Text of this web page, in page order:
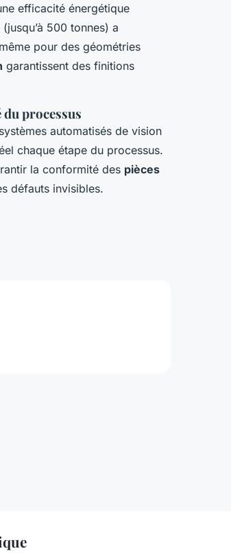
efficacité énergétique
500 tonnes) a
pour des géométries
garantissent des finitions
processus
automatisés de vision
chaque étape du processus.
la conformité des pièces
défauts invisibles.